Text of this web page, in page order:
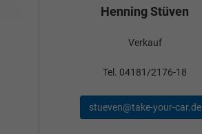
Henning Stüven
Verkauf
Tel. 04181/2176-18
stueven@take-your-car.de